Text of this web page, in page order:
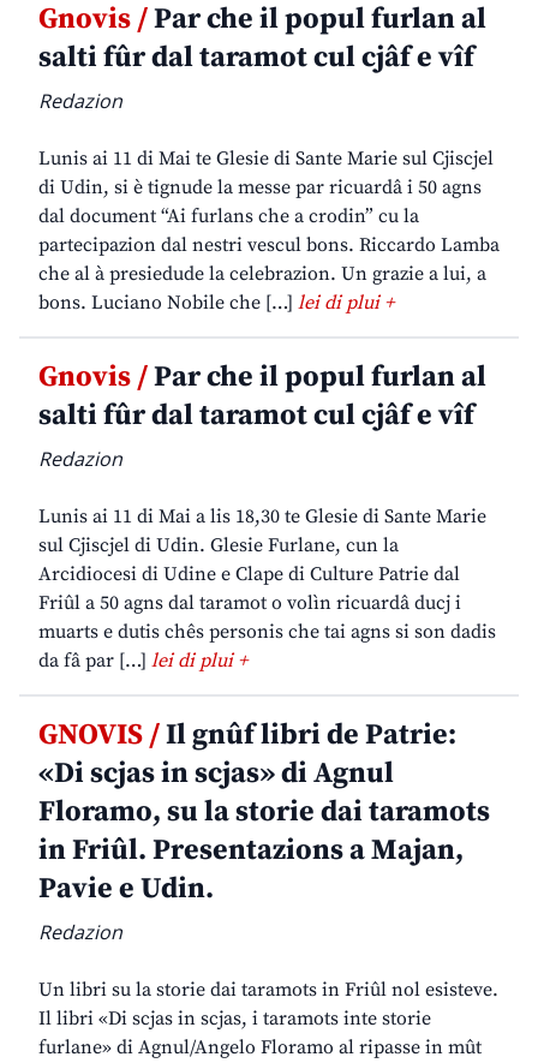
Gnovis /Par che il popul furlan al
salti fûr dal taramot cul cjâf e vîf
Redazion
Lunis ai 11 di Mai te Glesie di Sante Marie sul Cjiscjel
di Udin, si è tignude la messe par ricuardâ i 50 agns
dal document “Ai furlans che a crodin” cu la
partecipazion dal nestri vescul bons. Riccardo Lamba
che al à presiedude la celebrazion. Un grazie a lui, a
bons. Luciano Nobile che […] lei di plui +
Gnovis /Par che il popul furlan al
salti fûr dal taramot cul cjâf e vîf
Redazion
Lunis ai 11 di Mai a lis 18,30 te Glesie di Sante Marie
sul Cjiscjel di Udin. Glesie Furlane, cun la
Arcidiocesi di Udine e Clape di Culture Patrie dal
Friûl a 50 agns dal taramot o volìn ricuardâ ducj i
muarts e dutis chês personis che tai agns si son dadis
da fâ par […] lei di plui +
GNOVIS /Il gnûf libri de Patrie:
«Di scjas in scjas» di Agnul
Floramo, su la storie dai taramots
in Friûl. Presentazions a Majan,
Pavie e Udin.
Redazion
Un libri su la storie dai taramots in Friûl nol esisteve.
Il libri «Di scjas in scjas, i taramots inte storie
furlane» di Agnul/Angelo Floramo al ripasse in mût